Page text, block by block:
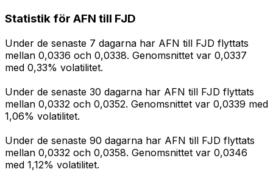
Statistik för AFN till FJD
Under de senaste 7 dagarna har AFN till FJD flyttats
mellan 0,0336 och 0,0338. Genomsnittet var 0,0337
med 0,33% volatilitet.
Under de senaste 30 dagarna har AFN till FJD flyttats
mellan 0,0332 och 0,0352. Genomsnittet var 0,0339 med
1,06% volatilitet.
Under de senaste 90 dagarna har AFN till FJD flyttats
mellan 0,0332 och 0,0358. Genomsnittet var 0,0346
med 1,12% volatilitet.